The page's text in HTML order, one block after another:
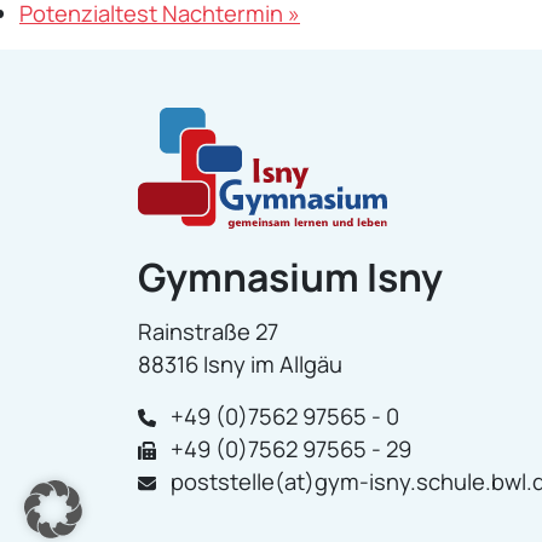
Potenzialtest Nachtermin »
Gymnasium Isny
Rainstraße 27
88316 Isny im Allgäu
+49 (0)7562 97565 - 0
+49 (0)7562 97565 - 29
poststelle(at)gym-